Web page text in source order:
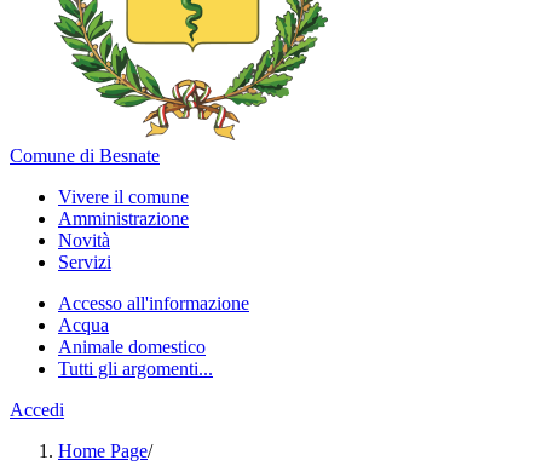
Comune di Besnate
Vivere il comune
Amministrazione
Novità
Servizi
Accesso all'informazione
Acqua
Animale domestico
Tutti gli argomenti...
Accedi
Home Page/